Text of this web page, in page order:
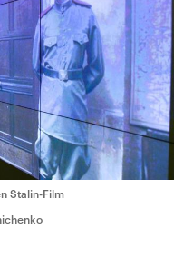
Stalin-Film